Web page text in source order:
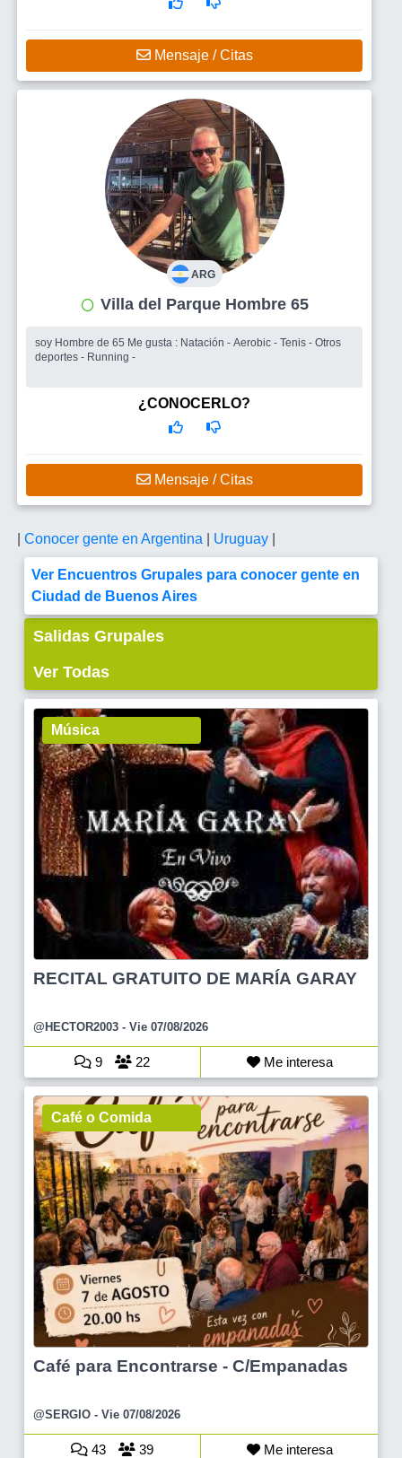
Mensaje / Citas
ARG
Villa del Parque Hombre 65
soy Hombre de 65 Me gusta : Natación - Aerobic - Tenis - Otros
deportes - Running -
¿CONOCERLO?
Mensaje / Citas
Conocer gente en Argentina Uruguay
Ver Encuentros Grupales para conocer gente en
Ciudad de Buenos Aires
Salidas Grupales
Ver Todas
Música
RECITAL GRATUITO DE MARÍA GARAY
@HECTOR2003 - Vie 07/08/2026
9 22 Me interesa
Café o Comida
Café para Encontrarse - C/Empanadas
@SERGIO - Vie 07/08/2026
43 39 Me interesa